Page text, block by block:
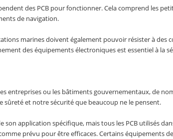
des PCB pour fonctionner. Cela comprend les
de navigation.
marines doivent également pouvoir résister à
des équipements électroniques est essentiel à la
entreprises ou les bâtiments gouvernementaux, de
sûreté et notre sécurité que beaucoup ne le pensent.
son application spécifique, mais tous les PCB utilisés
prévu pour être efficaces. Certains équipements